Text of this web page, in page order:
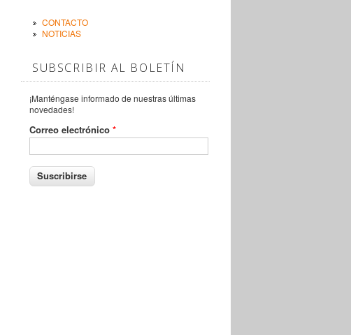
CONTACTO
NOTICIAS
SUBSCRIBIR AL BOLETÍN
¡Manténgase informado de nuestras últimas
novedades!
Correo electrónico *